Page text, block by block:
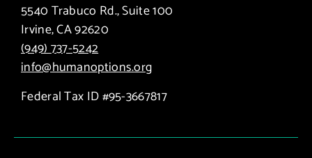
5540 Trabuco Rd., Suite 100
Irvine, CA 92620
(949) 737-5242
info@humanoptions.org
Federal Tax ID #95-3667817